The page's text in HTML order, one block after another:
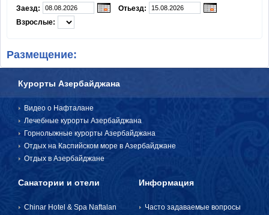
Часто задаваемые вопросы
Отзывы о Нафталане
Рекламные акции и скидки
Когда ехать?
Статьи
Отдых в Азербайджане на
Заезд:
Отьезд:
Взрослые:
Размещение:
Курорты Азербайджана
Видео о Нафталане
Лечебные курорты Азербайджана
Горнолыжные курорты Азербайджана
Отдых на Каспийском море в Азербайджане
Отдых в Азербайджане
Санатории и отели
Chinar Hotel & Spa Naftalan
Информация
Часто задаваемые вопросы